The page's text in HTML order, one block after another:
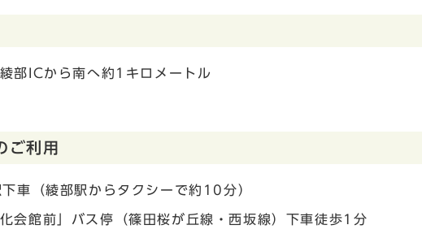
部ICから南へ約1キロメートル
ご利用
下車（綾部駅からタクシーで約10分）
会館前」バス停（篠田桜が丘線・西坂線）下車徒歩1分